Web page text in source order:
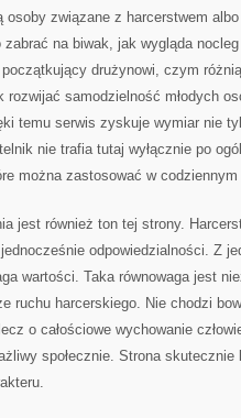
osoby związane z harcerstwem
na biwak, jak wygląda
początkujący drużynowi, czym
samodzielność młodych
temu serwis zyskuje wymiar nie
nie trafia tutaj wyłącznie po
można zastosować w codziennym
jest również ton tej strony.
odpowiedzialności. Z
wartości. Taka równowaga jest
ruchu harcerskiego. Nie chodzi
o całościowe wychowanie
społecznie. Strona